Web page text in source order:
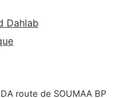
Dahlab
route de SOUMAA BP